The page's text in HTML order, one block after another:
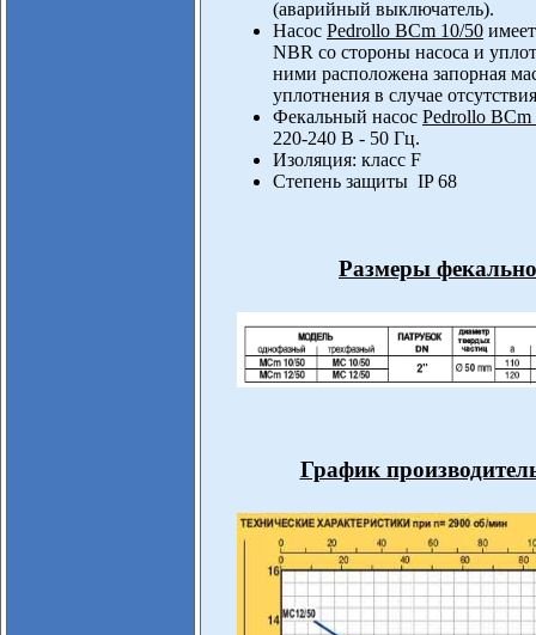
(аварийный выключатель).
Насос Pedrollo BCm 10/50
NBR со стороны насоса и
ними расположена запорная
уплотнения в случае
Фекальный насос Pedrollo BCm
220-240 В - 50 Гц.
Изоляция: класс F
Степень защиты IP 68
Размеры
График